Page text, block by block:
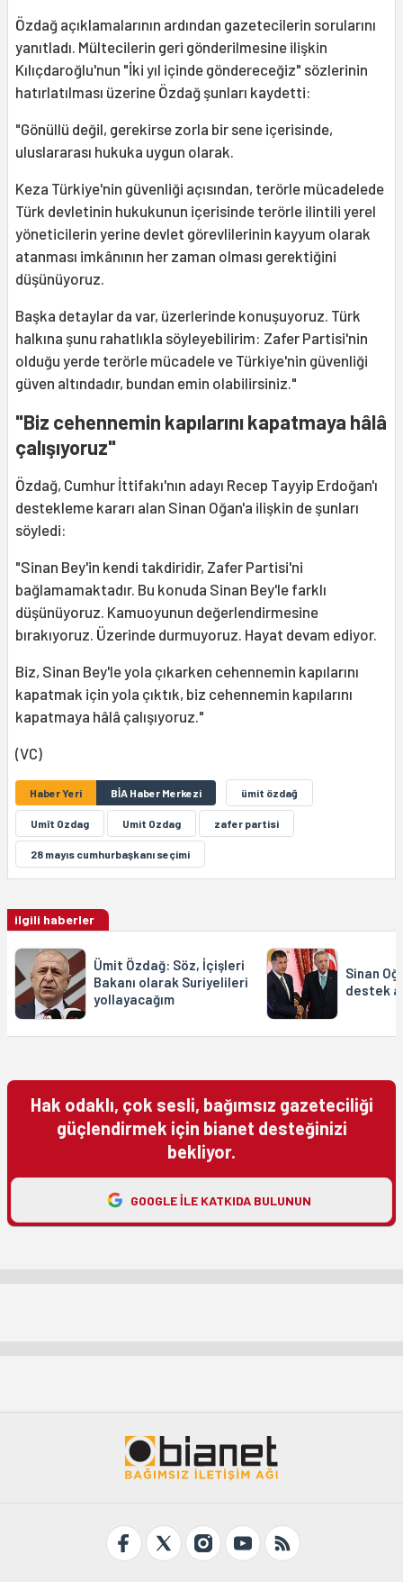
Özdağ açıklamalarının ardından gazetecilerin sorularını
yanıtladı. Mültecilerin geri gönderilmesine ilişkin
Kılıçdaroğlu'nun "İki yıl içinde göndereceğiz" sözlerinin
hatırlatılması üzerine Özdağ şunları kaydetti:
"Gönüllü değil, gerekirse zorla bir sene içerisinde,
uluslararası hukuka uygun olarak.
Keza Türkiye'nin güvenliği açısından, terörle mücadelede
Türk devletinin hukukunun içerisinde terörle ilintili yerel
yöneticilerin yerine devlet görevlilerinin kayyum olarak
atanması imkânının her zaman olması gerektiğini
düşünüyoruz.
Başka detaylar da var, üzerlerinde konuşuyoruz. Türk
halkına şunu rahatlıkla söyleyebilirim: Zafer Partisi'nin
olduğu yerde terörle mücadele ve Türkiye'nin güvenliği
güven altındadır, bundan emin olabilirsiniz."
"Biz cehennemin kapılarını kapatmaya hâlâ
çalışıyoruz"
Özdağ, Cumhur İttifakı'nın adayı Recep Tayyip Erdoğan'ı
destekleme kararı alan Sinan Oğan'a ilişkin de şunları
söyledi:
"Sinan Bey'in kendi takdiridir, Zafer Partisi'ni
bağlamamaktadır. Bu konuda Sinan Bey'le farklı
düşünüyoruz. Kamuoyunun değerlendirmesine
bırakıyoruz. Üzerinde durmuyoruz. Hayat devam ediyor.
Biz, Sinan Bey'le yola çıkarken cehennemin kapılarını
kapatmak için yola çıktık, biz cehennemin kapılarını
kapatmaya hâlâ çalışıyoruz."
(VC)
Haber Yeri BİA Haber Merkezi ümit özdağ
Umît Ozdag Umit Ozdag zafer partisi
28 mayıs cumhurbaşkanı seçimi
ilgili haberler
Ümit Özdağ: Söz, İçişleri
Bakanı olarak Suriyelileri
yollayacağım
Sinan
destek
Hak odaklı, çok sesli, bağımsız gazeteciliği
güçlendirmek için bianet desteğinizi
bekliyor.
GOOGLE ILE KATKIDA BULUNUN